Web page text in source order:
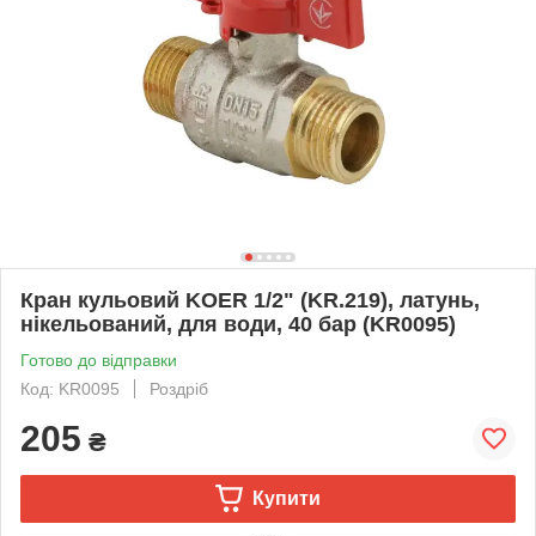
Кран кульовий KOER 1/2" (KR.219), латунь,
нікельований, для води, 40 бар (KR0095)
Готово до відправки
Код: KR0095
Роздріб
205 ₴
Купити